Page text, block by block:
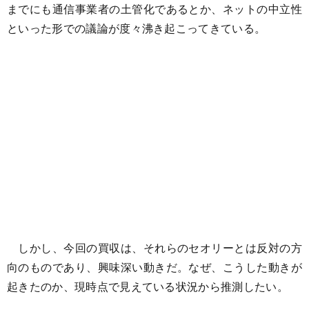
までにも通信事業者の土管化であるとか、ネットの中立性
といった形での議論が度々沸き起こってきている。
しかし、今回の買収は、それらのセオリーとは反対の方
向のものであり、興味深い動きだ。なぜ、こうした動きが
起きたのか、現時点で見えている状況から推測したい。